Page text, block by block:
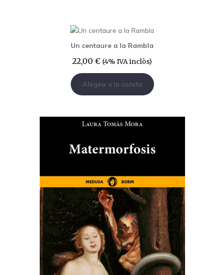
Un centaure a la Rambla
22,00 € (4% IVA inclòs)
Afegeix a la cistella